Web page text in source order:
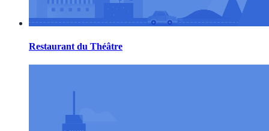
Restaurant du Théâtre